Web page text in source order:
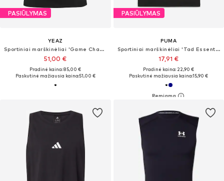
PASIŪLYMAS
YEAZ
Sportiniai marškinėliai 'Game Changer'
51,00 €
Pradinė kaina: 85,00 €
Paskutinė mažiausia kaina:51,00 €
PASIŪLYMAS
PUMA
Sportiniai marškinėliai 'Tad Essentials'
17,91 €
Pradinė kaina: 22,90 €
Paskutinė mažiausia kaina:15,90 €